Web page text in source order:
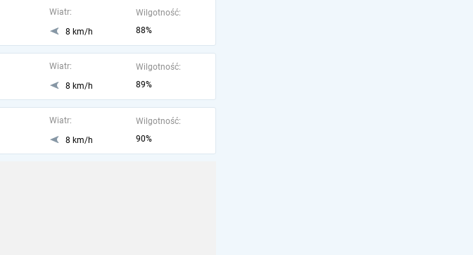
Wiatr:
8 km/h
Wilgotność:
88%
Wiatr:
8 km/h
Wilgotność:
89%
Wiatr:
8 km/h
Wilgotność:
90%